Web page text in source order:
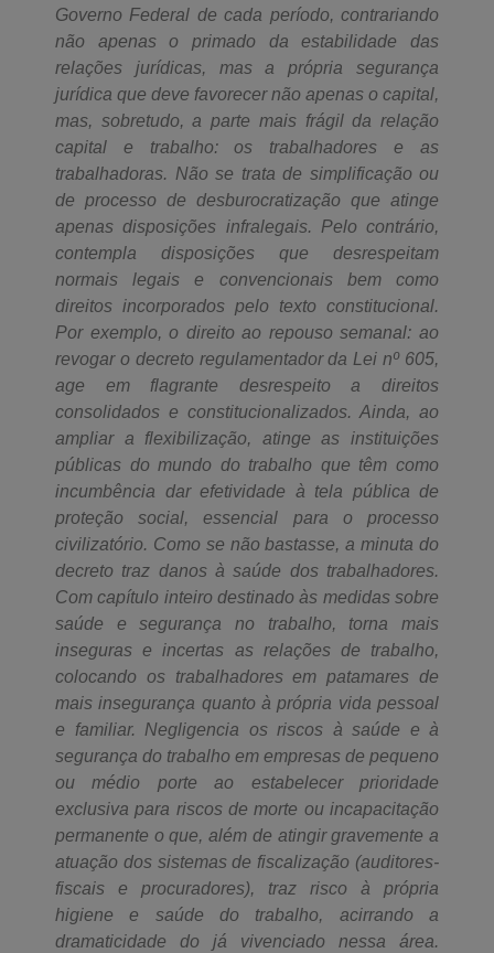
Governo Federal de cada período, contrariando
não apenas o primado da estabilidade das
relações jurídicas, mas a própria segurança
jurídica que deve favorecer não apenas o capital,
mas, sobretudo, a parte mais frágil da relação
capital e trabalho: os trabalhadores e as
trabalhadoras. Não se trata de simplificação ou
de processo de desburocratização que atinge
apenas disposições infralegais. Pelo contrário,
contempla disposições que desrespeitam
normais legais e convencionais bem como
direitos incorporados pelo texto constitucional.
Por exemplo, o direito ao repouso semanal: ao
revogar o decreto regulamentador da Lei nº 605,
age em flagrante desrespeito a direitos
consolidados e constitucionalizados. Ainda, ao
ampliar a flexibilização, atinge as instituições
públicas do mundo do trabalho que têm como
incumbência dar efetividade à tela pública de
proteção social, essencial para o processo
civilizatório. Como se não bastasse, a minuta do
decreto traz danos à saúde dos trabalhadores.
Com capítulo inteiro destinado às medidas sobre
saúde e segurança no trabalho, torna mais
inseguras e incertas as relações de trabalho,
colocando os trabalhadores em patamares de
mais insegurança quanto à própria vida pessoal
e familiar. Negligencia os riscos à saúde e à
segurança do trabalho em empresas de pequeno
ou médio porte ao estabelecer prioridade
exclusiva para riscos de morte ou incapacitação
permanente o que, além de atingir gravemente a
atuação dos sistemas de fiscalização (auditores-
fiscais e procuradores), traz risco à própria
higiene e saúde do trabalho, acirrando a
dramaticidade do já vivenciado nessa área.